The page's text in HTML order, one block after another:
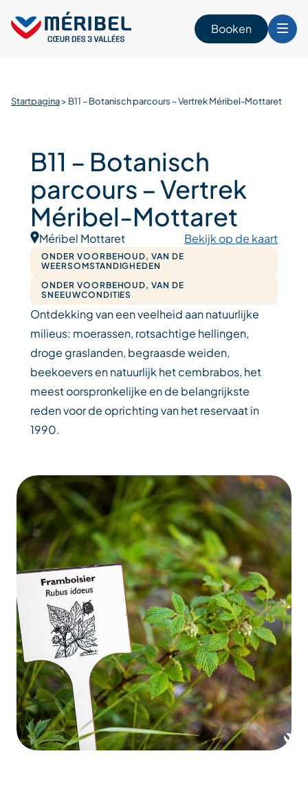
content
Booken
Startpagina> B11 – Botanisch parcours – Vertrek Méribel-Mottaret
B11 – Botanisch
parcours – Vertrek
Méribel-Mottaret
Méribel Mottaret Bekijk op de kaart
ONDER VOORBEHOUD, VAN DE
WEERSOMSTANDIGHEDEN
ONDER VOORBEHOUD, VAN DE
SNEEUWCONDITIES
Ontdekking van een veelheid aan natuurlijke
milieus: moerassen, rotsachtige hellingen,
droge graslanden, begraasde weiden,
beekoevers en natuurlijk het cembrabos, het
meest oorspronkelijke en de belangrijkste
reden voor de oprichting van het reservaat in
1990.